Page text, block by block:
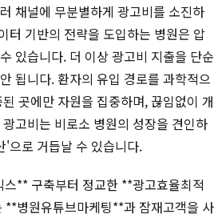
채널에 무분별하게 광고비를 소진하
터 기반의 전략을 도입하는 병원은 압
있습니다. 더 이상 광고비 지출을 단순
됩니다. 환자의 유입 경로를 과학적으
곳에만 자원을 집중하며, 끊임없이 개
고비는 비로소 병원의 성장을 견인하
으로 거듭날 수 있습니다.
** 구축부터 정교한 **광고효율최적
**병원유튜브마케팅**과 잠재고객을 사